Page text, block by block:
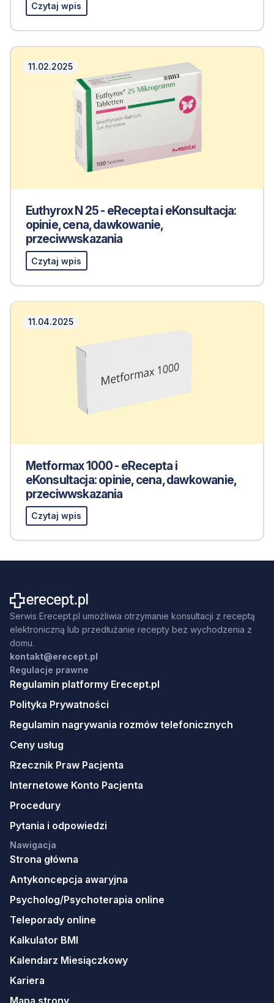
Czytaj wpis
11.02.2025
Euthyrox N 25 - eRecepta i eKonsultacja:
opinie, cena, dawkowanie,
przeciwwskazania
Czytaj wpis
11.04.2025
Metformax 1000 - eRecepta i
eKonsultacja: opinie, cena, dawkowanie,
przeciwwskazania
Czytaj wpis
Serwis Erecept.pl umożliwia otrzymanie konsultacji z receptą
elektroniczną lub przedłużanie recepty bez wychodzenia z
domu.
kontakt@erecept.pl
Regulacje prawne
Regulamin platformy Erecept.pl
Polityka Prywatności
Regulamin nagrywania rozmów telefonicznych
Ceny usług
Rzecznik Praw Pacjenta
Internetowe Konto Pacjenta
Procedury
Pytania i odpowiedzi
Nawigacja
Strona główna
Antykoncepcja awaryjna
Psycholog/Psychoterapia online
Teleporady online
Kalkulator BMI
Kalendarz Miesiączkowy
Kariera